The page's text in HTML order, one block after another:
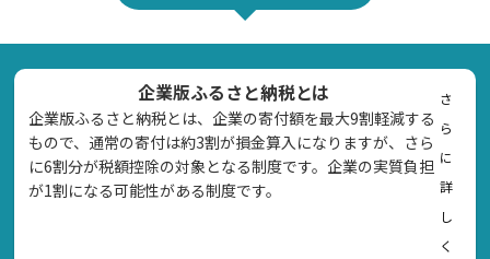
企業版ふるさと納税とは
企業版ふるさと納税とは、企業の寄付額を最大9割軽減する
もので、通常の寄付は約3割が損金算入になりますが、さら
に6割分が税額控除の対象となる制度です。企業の実質負担
が1割になる可能性がある制度です。
さ
ら
に
詳
し
く